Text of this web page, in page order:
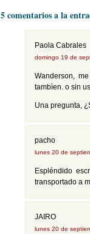
5 comentarios a la
Paola Cabrales
domingo 19 de
Wanderson,
tambìen. o sin
Una pregunta,
pacho
lunes 20 de
Espléndido
transportado a
JAIRO
lunes 20 de